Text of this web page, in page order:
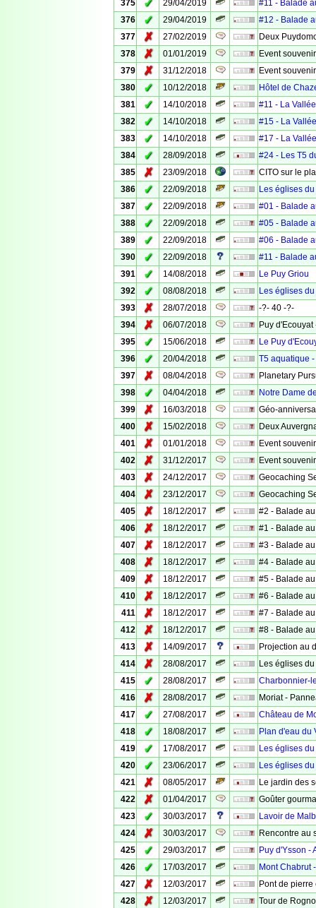
375
✓ 29/04/2019
#11 - Balade
376
✓ 29/04/2019
#12 - Balade
377
✗ 27/02/2019
Deux
378
✗ 01/01/2019
Event
379
✗ 31/12/2018
Event
380
✓ 10/12/2018
Hôtel de
381
✓ 14/10/2018
#11 - La
382
✓ 14/10/2018
#15 - La
383
✓ 14/10/2018
#17 - La
384
✓ 28/09/2018
#24 - Les T5
385
✗ 23/09/2018
CITO sur le
386
✓ 22/09/2018
Les églises
387
✓ 22/09/2018
#01 - Balade
388
✓ 22/09/2018
#05 - Balade
389
✓ 22/09/2018
#06 - Balade
390
✓ 22/09/2018
#11 - Balade
391
✓ 14/08/2018
Le Puy Griou
392
✓ 08/08/2018
Les églises
393
✗ 28/07/2018
-?- 40 -?-
394
✗ 06/07/2018
Puy
395
✓ 15/06/2018
Le Puy
396
✓ 20/04/2018
T5 aquatique
397
✗ 08/04/2018
Planetary
398
✓ 04/04/2018
Notre Dame
399
✗ 16/03/2018
Géo-
400
✗ 15/02/2018
Deux
401
✗ 01/01/2018
Event
402
✗ 31/12/2017
Event
403
✗ 24/12/2017
Geocaching
404
✗ 23/12/2017
Geocaching
405
✗ 18/12/2017
#2 - Balade
406
✗ 18/12/2017
#1 - Balade
407
✗ 18/12/2017
#3 - Balade
408
✗ 18/12/2017
#4 - Balade
409
✗ 18/12/2017
#5 - Balade
410
✗ 18/12/2017
#6 - Balade
411
✗ 18/12/2017
#7 - Balade
412
✗ 18/12/2017
#8 - Balade
413
✗ 14/09/2017
Projection au
414
✗ 28/08/2017
Les églises
415
✓ 28/08/2017
Charbonnier-
416
✗ 28/08/2017
Moriat -
417
✓ 27/08/2017
Château de
418
✓ 18/08/2017
Plan d'eau du
419
✓ 17/08/2017
Les églises
420
✓ 23/06/2017
Les églises
421
✗ 08/05/2017
Le jardin des
422
✗ 01/04/2017
Goûter
423
✓ 30/03/2017
Lavoir de
424
✗ 30/03/2017
Rencontre au
425
✓ 29/03/2017
Puy d'Ysson -
426
✓ 17/03/2017
Mont Chabrut
427
✗ 12/03/2017
Pont de
428
✗ 12/03/2017 Tour de